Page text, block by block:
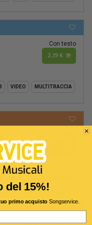
Con testo
2,19 €
VIDEO MULTITRACCIA
del 15%!
primo acquistoSongservice.